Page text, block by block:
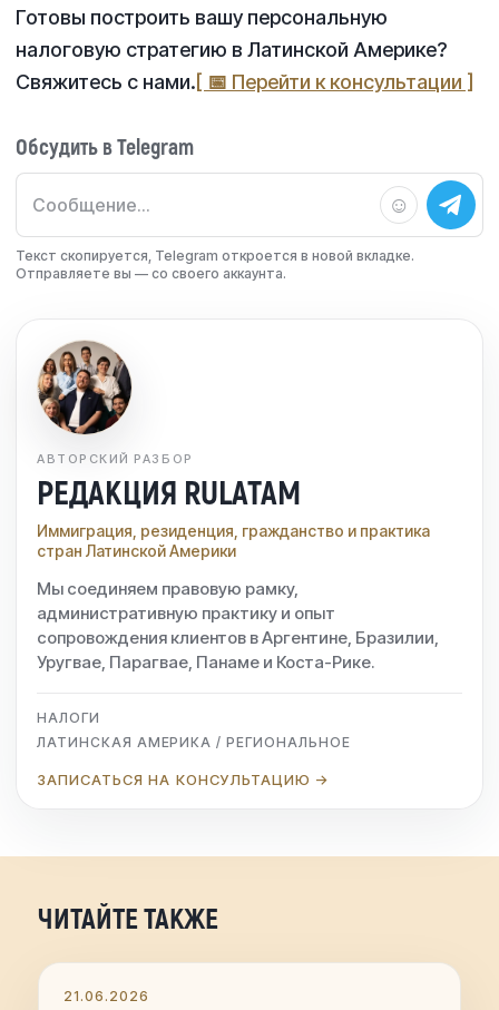
Готовы построить вашу персональную
налоговую стратегию в Латинской Америке?
Свяжитесь с нами.[ 📅 Перейти к консультации ]
Обсудить в Telegram
☺
Текст скопируется, Telegram откроется в новой вкладке.
Отправляете вы — со своего аккаунта.
АВТОРСКИЙ РАЗБОР
РЕДАКЦИЯ RULATAM
Иммиграция, резиденция, гражданство и практика
стран Латинской Америки
Мы соединяем правовую рамку,
административную практику и опыт
сопровождения клиентов в Аргентине, Бразилии,
Уругвае, Парагвае, Панаме и Коста-Рике.
НАЛОГИ
ЛАТИНСКАЯ АМЕРИКА / РЕГИОНАЛЬНОЕ
ЗАПИСАТЬСЯ НА КОНСУЛЬТАЦИЮ →
ЧИТАЙТЕ ТАКЖЕ
21.06.2026